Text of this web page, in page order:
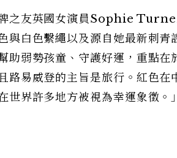
牌之友英國女演員Sophie
與白色繫繩以及源自她最新刺
助弱勢孩童、守護好運，重點
路易威登的主旨是旅行。紅色
世界許多地方被視為幸運象徵。」